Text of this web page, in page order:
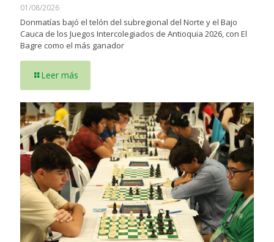
01/08/2026
Donmatías bajó el telón del subregional del Norte y el Bajo
Cauca de los Juegos Intercolegiados de Antioquia 2026, con El
Bagre como el más ganador
Leer más